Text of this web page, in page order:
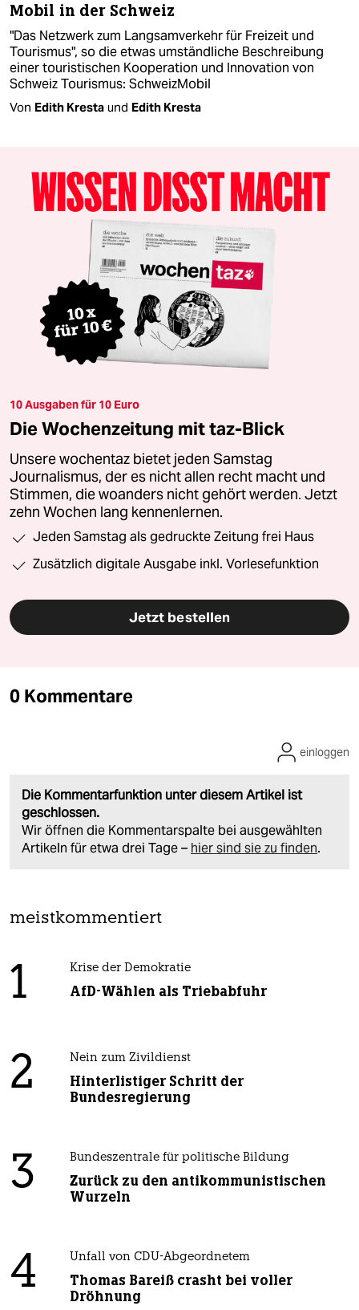
Mobil in der Schweiz
"Das Netzwerk zum Langsamverkehr für Freizeit und
Tourismus", so die etwas umständliche Beschreibung
einer touristischen Kooperation und Innovation von
Schweiz Tourismus: SchweizMobil
Von Edith Kresta und Edith Kresta
10 Ausgaben für 10 Euro
Die Wochenzeitung mit taz-Blick
Unsere wochentaz bietet jeden Samstag
Journalismus, der es nicht allen recht macht und
Stimmen, die woanders nicht gehört werden. Jetzt
zehn Wochen lang kennenlernen.
Jeden Samstag als gedruckte Zeitung frei Haus
Zusätzlich digitale Ausgabe inkl. Vorlesefunktion
Jetzt bestellen
0 Kommentare
Die Kommentarfunktion unter diesem Artikel ist
geschlossen.
Wir öffnen die Kommentarspalte bei ausgewählten
Artikeln für etwa drei Tage – hier sind sie zu finden.
einloggen
meistkommentiert
1 Krise der Demokratie
AfD-Wählen als Triebabfuhr
2 Nein zum Zivildienst
Hinterlistiger Schritt der
Bundesregierung
3 Bundeszentrale für politische Bildung
Zurück zu den antikommunistischen
Wurzeln
4 Unfall von CDU-Abgeordnetem
Thomas Bareiß crasht bei voller
Dröhnung